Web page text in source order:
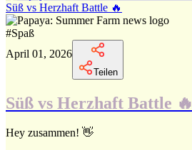
Süß vs Herzhaft Battle 🔥
#Spaß
April 01, 2026
Teilen
Süß vs Herzhaft Battle 🔥
Hey zusammen! 👋